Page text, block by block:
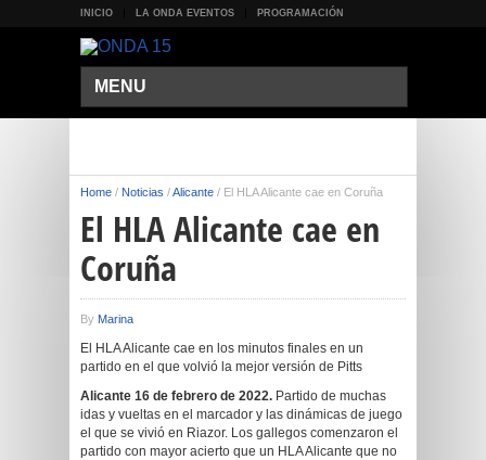
INICIO LA ONDA EVENTOS PROGRAMACIÓN
MENU
Home / Noticias /Alicante / El HLA Alicante cae en Coruña
El HLA Alicante cae en
Coruña
By Marina
El HLA Alicante cae en los minutos finales en un
partido en el que volvió la mejor versión de Pitts
Alicante 16 de febrero de 2022. Partido de muchas
idas y vueltas en el marcador y las dinámicas de juego
el que se vivió en Riazor. Los gallegos comenzaron el
partido con mayor acierto que un HLA Alicante que no